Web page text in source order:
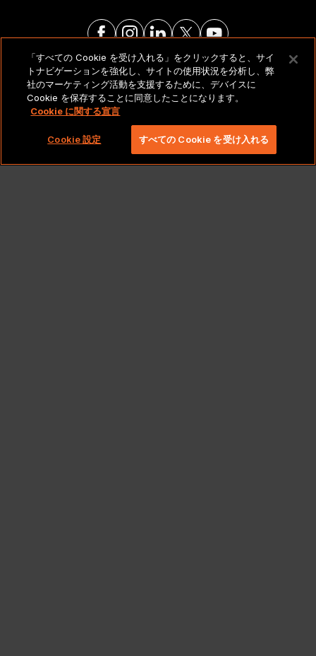
法的通知とポリシー
Copyright 2026 Lionbridge Technologies、LLC. All
rights reserved。
「すべての Cookie を受け入れる」をクリックすると、サイ
トナビゲーションを強化し、サイトの使用状況を分析し、弊
社のマーケティング活動を支援するために、デバイスに
Cookie を保存することに同意したことになります。
Cookie に関する宣言
Cookie 設定 すべての Cookie を受け入れる